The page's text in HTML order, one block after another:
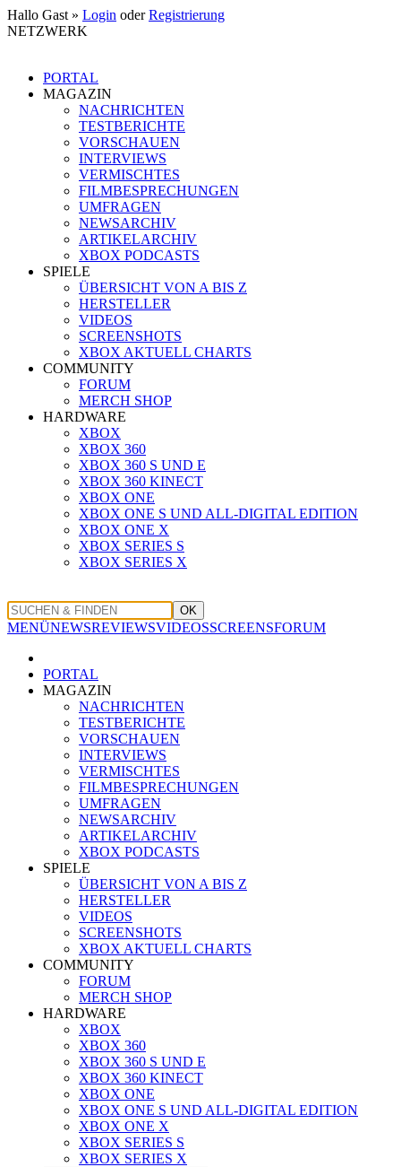
Hallo Gast » Login oderRegistrierung
NETZWERK
PORTAL
MAGAZIN
NACHRICHTEN
TESTBERICHTE
VORSCHAUEN
INTERVIEWS
VERMISCHTES
FILMBESPRECHUNGEN
UMFRAGEN
NEWSARCHIV
ARTIKELARCHIV
XBOX PODCASTS
SPIELE
ÜBERSICHT VON A BIS Z
HERSTELLER
VIDEOS
SCREENSHOTS
XBOX AKTUELL CHARTS
COMMUNITY
FORUM
MERCH SHOP
HARDWARE
XBOX
XBOX 360
XBOX 360 S UND E
XBOX 360 KINECT
XBOX ONE
XBOX ONE S UND ALL-DIGITAL EDITION
XBOX ONE X
XBOX SERIES S
XBOX SERIES X
OK
MENÜNEWSREVIEWSVIDEOSSCREENSFORUM
PORTAL
MAGAZIN
NACHRICHTEN
TESTBERICHTE
VORSCHAUEN
INTERVIEWS
VERMISCHTES
FILMBESPRECHUNGEN
UMFRAGEN
NEWSARCHIV
ARTIKELARCHIV
XBOX PODCASTS
SPIELE
ÜBERSICHT VON A BIS Z
HERSTELLER
VIDEOS
SCREENSHOTS
XBOX AKTUELL CHARTS
COMMUNITY
FORUM
MERCH SHOP
HARDWARE
XBOX
XBOX 360
XBOX 360 S UND E
XBOX 360 KINECT
XBOX ONE
XBOX ONE S UND ALL-DIGITAL EDITION
XBOX ONE X
XBOX SERIES S
XBOX SERIES X